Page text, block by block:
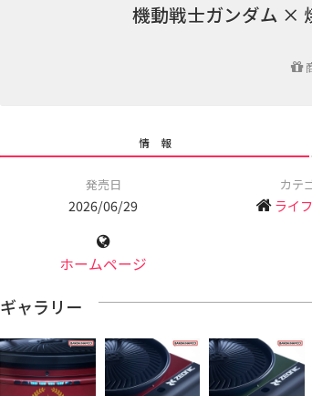
機動戦士ガンダム ×
情 報
発売日
2026/06/29
カテ
ライ
ホームページ
ギャラリー